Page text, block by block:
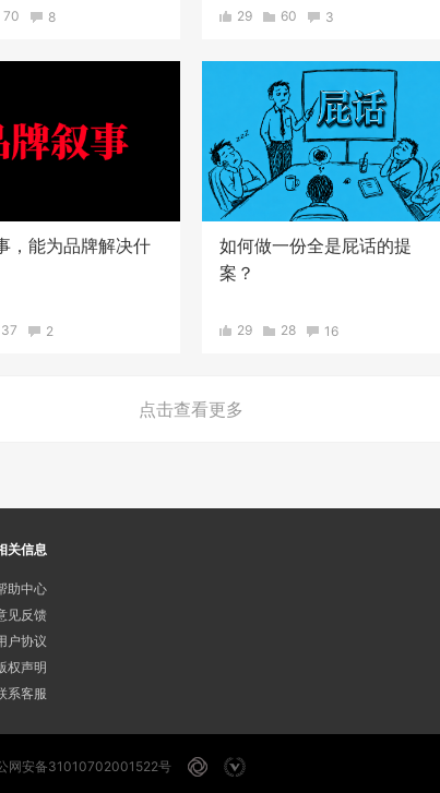
70 8 29 60 3
，能为品牌解决什
37 2
如何做一份全是屁话的提
案？
29 28 16
点击查看更多
关信息
助中心
见反馈
户协议
权声明
系客服
网安备31010702001522号